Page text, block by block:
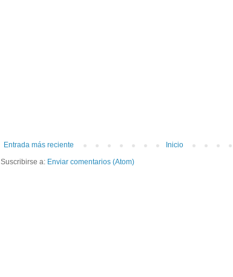
Entrada más reciente
Inicio
Suscribirse a: Enviar comentarios (Atom)